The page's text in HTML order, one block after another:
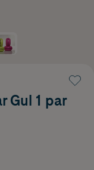
Gul 1 par